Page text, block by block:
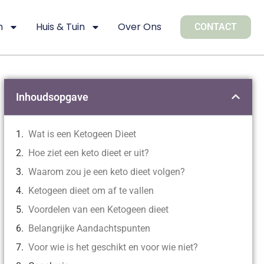
Huis & Tuin Over Ons CONTACT
Inhoudsopgave
Wat is een Ketogeen Dieet
Hoe ziet een keto dieet er uit?
Waarom zou je een keto dieet volgen?
Ketogeen dieet om af te vallen
Voordelen van een Ketogeen dieet
Belangrijke Aandachtspunten
Voor wie is het geschikt en voor wie niet?